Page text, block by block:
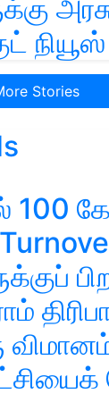
நியூஸ்
Stories
100